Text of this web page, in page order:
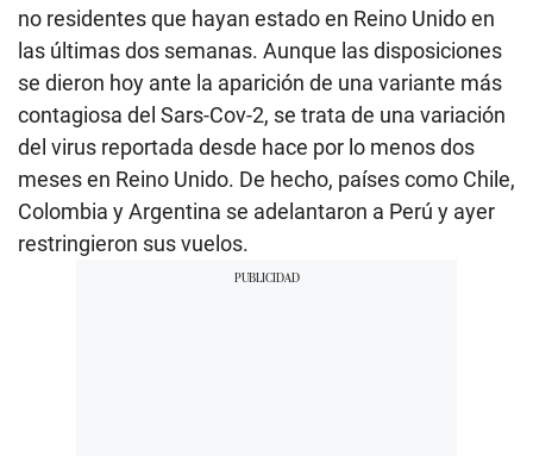
no residentes que hayan estado en Reino Unido en
las últimas dos semanas. Aunque las disposiciones
se dieron hoy ante la aparición de una variante más
contagiosa del Sars-Cov-2, se trata de una variación
del virus reportada desde hace por lo menos dos
meses en Reino Unido. De hecho, países como Chile,
Colombia y Argentina se adelantaron a Perú y ayer
restringieron sus vuelos.